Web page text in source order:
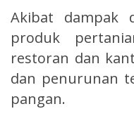
Akibat dampak
produk
restoran dan
dan penurunan
pangan.